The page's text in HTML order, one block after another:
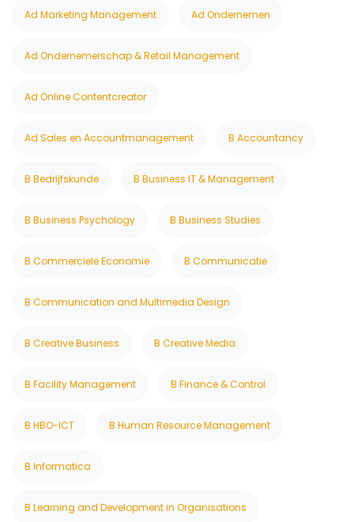
Ad Marketing Management Ad Ondernemen
Ad Ondernemerschap & Retail Management
Ad Online Contentcreator
Ad Sales en Accountmanagement B Accountancy
B Bedrijfskunde B Business IT & Management
B Business Psychology B Business Studies
B Commerciele Economie B Communicatie
B Communication and Multimedia Design
B Creative Business B Creative Media
B Facility Management B Finance & Control
B HBO-ICT B Human Resource Management
B Informatica
B Learning and Development in Organisations